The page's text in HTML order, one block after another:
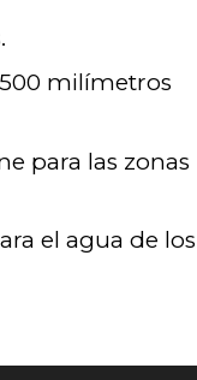
milímetros
para las zonas
el agua de los